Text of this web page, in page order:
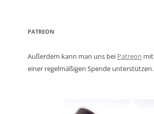
PATREON
Außerdem kann man uns bei Patreon mit
einer regelmäßigen Spende unterstützen.